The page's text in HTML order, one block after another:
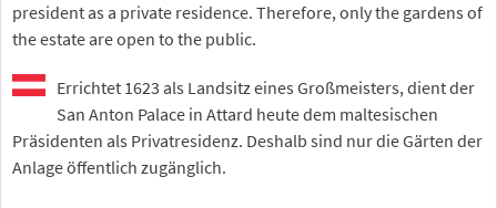
president as a private residence. Therefore, only the gardens of
the estate are open to the public.
Errichtet 1623 als Landsitz eines Großmeisters, dient der
San Anton Palace in Attard heute dem maltesischen
Präsidenten als Privatresidenz. Deshalb sind nur die Gärten der
Anlage öffentlich zugänglich.